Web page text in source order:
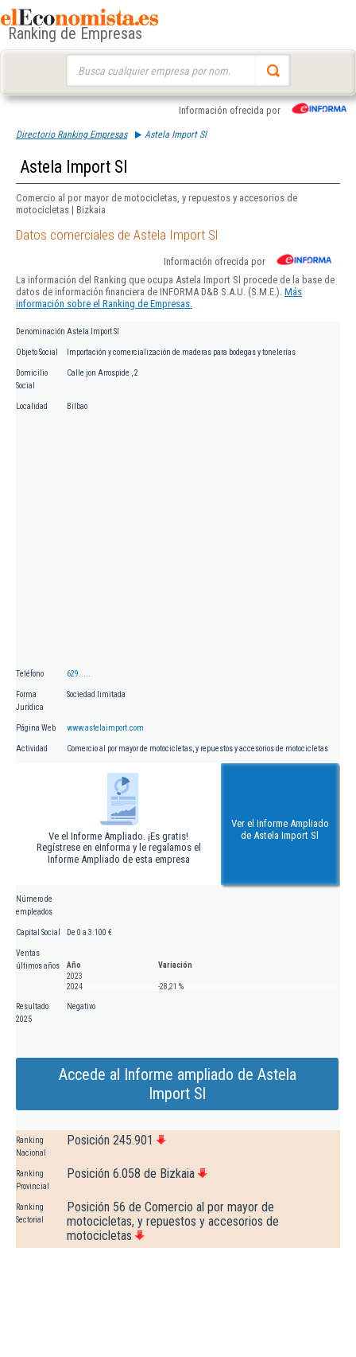
Ranking de Empresas
Información ofrecida por
Directorio Ranking Empresas Astela Import Sl
Astela Import Sl
Comercio al por mayor de motocicletas, y repuestos y accesorios de
motocicletas | Bizkaia
Datos comerciales de Astela Import Sl
Información ofrecida por
La información del Ranking que ocupa Astela Import Sl procede de la base de
datos de información financiera de INFORMA D&B S.A.U. (S.M.E.). Más
información sobre el Ranking de Empresas.
Denominación Astela Import Sl
Objeto Social Importación y comercialización de maderas para bodegas y tonelerías
Domicilio
Social
Calle jon Arrospide , 2
Localidad Bilbao
Teléfono 629.....
Forma
Jurídica
Sociedad limitada
Página Web www.astelaimport.com
Actividad Comercio al por mayor de motocicletas, y repuestos y accesorios de motocicletas
Ve el Informe Ampliado. ¡Es gratis!
Regístrese en eInforma y le regalamos el
Informe Ampliado de esta empresa
Ver el Informe Ampliado
de Astela Import Sl
Número de
empleados
Capital Social De 0 a 3.100 €
Ventas
últimos años
Año
Variación
2023
2024
-28,21 %
Resultado
2025
Negativo
Accede al Informe ampliado de Astela
Import Sl
Ranking
Nacional
Posición 245.901
Ranking
Provincial
Posición 6.058 de Bizkaia
Ranking
Sectorial
Posición 56 de Comercio al por mayor de
motocicletas, y repuestos y accesorios de
motocicletas